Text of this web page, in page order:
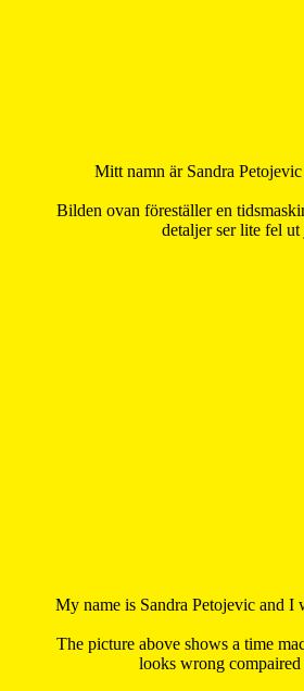
Mitt namn är Sandra
Bilden ovan föreställer en
detaljer ser lite fel
My name is Sandra Petojevic and
The picture above shows a time
looks wrong